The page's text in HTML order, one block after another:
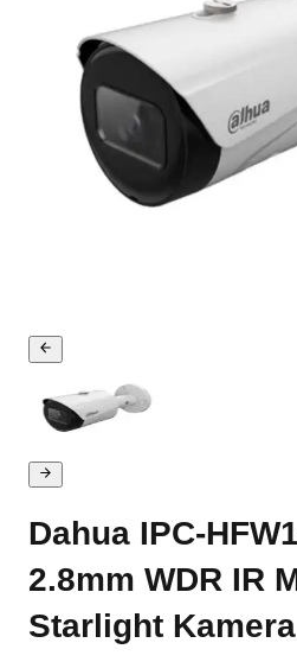
Dahua IPC-
2.8mm WDR IR
Starlight Kamera